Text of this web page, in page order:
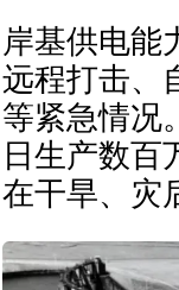
岸基供电能
远程打击、
等紧急情况
日生产数百
在干旱、灾